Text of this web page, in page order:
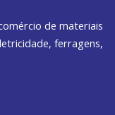
de materiais
ferragens,